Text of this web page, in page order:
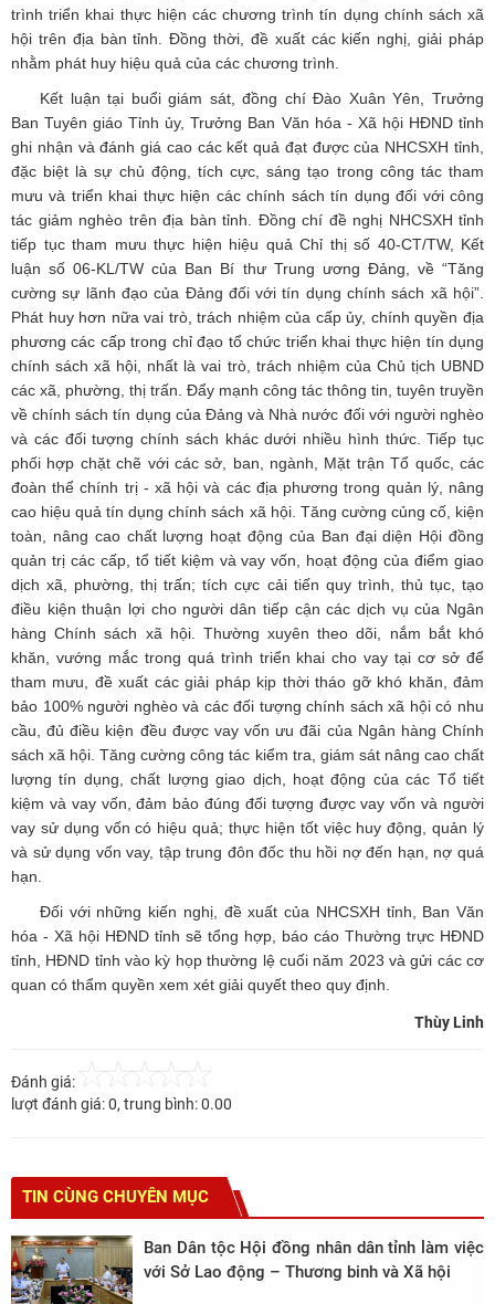
trình triển khai thực hiện các chương trình tín dụng chính sách xã
hội trên địa bàn tỉnh. Đồng thời, đề xuất các kiến nghị, giải pháp
nhằm phát huy hiệu quả của các chương trình.
Kết luận tại buổi giám sát, đồng chí Đào Xuân Yên, Trưởng
Ban Tuyên giáo Tỉnh ủy, Trưởng Ban Văn hóa - Xã hội HĐND tỉnh
ghi nhận và đánh giá cao các kết quả đạt được của NHCSXH tỉnh,
đặc biệt là sự chủ động, tích cực, sáng tạo trong công tác tham
mưu và triển khai thực hiện các chính sách tín dụng đối với công
tác giảm nghèo trên địa bàn tỉnh. Đồng chí đề nghị NHCSXH tỉnh
tiếp tục tham mưu thực hiện hiệu quả Chỉ thị số 40-CT/TW, Kết
luận số 06-KL/TW của Ban Bí thư Trung ương Đảng, về “Tăng
cường sự lãnh đạo của Đảng đối với tín dụng chính sách xã hội”.
Phát huy hơn nữa vai trò, trách nhiệm của cấp ủy, chính quyền địa
phương các cấp trong chỉ đạo tổ chức triển khai thực hiện tín dụng
chính sách xã hội, nhất là vai trò, trách nhiệm của Chủ tịch UBND
các xã, phường, thị trấn. Đẩy mạnh công tác thông tin, tuyên truyền
về chính sách tín dụng của Đảng và Nhà nước đối với người nghèo
và các đối tượng chính sách khác dưới nhiều hình thức. Tiếp tục
phối hợp chặt chẽ với các sở, ban, ngành, Mặt trận Tổ quốc, các
đoàn thể chính trị - xã hội và các địa phương trong quản lý, nâng
cao hiệu quả tín dụng chính sách xã hội. Tăng cường củng cố, kiện
toàn, nâng cao chất lượng hoạt động của Ban đại diện Hội đồng
quản trị các cấp, tổ tiết kiệm và vay vốn, hoạt động của điểm giao
dịch xã, phường, thị trấn; tích cực cải tiến quy trình, thủ tục, tạo
điều kiện thuận lợi cho người dân tiếp cận các dịch vụ của Ngân
hàng Chính sách xã hội. Thường xuyên theo dõi, nắm bắt khó
khăn, vướng mắc trong quá trình triển khai cho vay tại cơ sở để
tham mưu, đề xuất các giải pháp kịp thời tháo gỡ khó khăn, đảm
bảo 100% người nghèo và các đối tượng chính sách xã hội có nhu
cầu, đủ điều kiện đều được vay vốn ưu đãi của Ngân hàng Chính
sách xã hội. Tăng cường công tác kiểm tra, giám sát nâng cao chất
lượng tín dụng, chất lượng giao dịch, hoạt động của các Tổ tiết
kiệm và vay vốn, đảm bảo đúng đối tượng được vay vốn và người
vay sử dụng vốn có hiệu quả; thực hiện tốt việc huy động, quản lý
và sử dụng vốn vay, tập trung đôn đốc thu hồi nợ đến hạn, nợ quá
hạn.
Đối với những kiến nghị, đề xuất của NHCSXH tỉnh, Ban Văn
hóa - Xã hội HĐND tỉnh sẽ tổng hợp, báo cáo Thường trực HĐND
tỉnh, HĐND tỉnh vào kỳ họp thường lệ cuối năm 2023 và gửi các cơ
quan có thẩm quyền xem xét giải quyết theo quy định.
Thùy Linh
Đánh giá:
lượt đánh giá:0, trung bình:0.00
TIN CÙNG CHUYÊN MỤC
Ban Dân tộc Hội đồng nhân dân tỉnh làm việc
với Sở Lao động – Thương binh và Xã hội